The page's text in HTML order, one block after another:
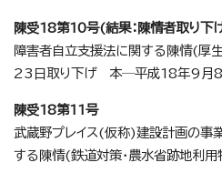
陳受18第10号(結果：陳情者取り下
障害者自立支援法に関する陳情(
23日取り下げ 本─平成18年9月8
陳受18第11号
武蔵野プレイス(仮称)建設計画の事
する陳情(鉄道対策・農水省跡地利